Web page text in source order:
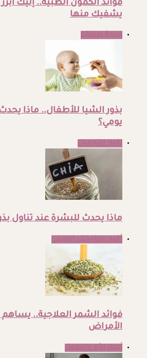
فوائد الكمون الطبية.. إليك
يشفيك منها
بذور الشيا للأطفال.. ماذا
يومي؟
ماذا يحدث للبشرة عند تناول
فوائد الشمر العلاجية..
الأمراض